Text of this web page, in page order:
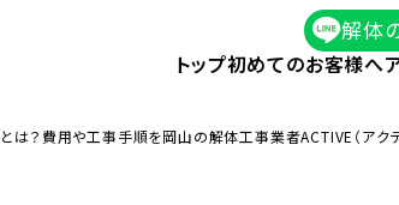
解体
トップ初めてのお客様へ
は？費用や工事手順を岡山の解体工事業者ACTIVE（アク